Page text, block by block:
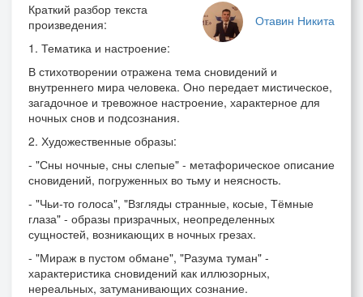
Отавин Никита
Краткий разбор текста
произведения:
1. Тематика и настроение:
В стихотворении отражена тема сновидений и
внутреннего мира человека. Оно передает мистическое,
загадочное и тревожное настроение, характерное для
ночных снов и подсознания.
2. Художественные образы:
- "Сны ночные, сны слепые" - метафорическое описание
сновидений, погруженных во тьму и неясность.
- "Чьи-то голоса", "Взгляды странные, косые, Тёмные
глаза" - образы призрачных, неопределенных
сущностей, возникающих в ночных грезах.
- "Мираж в пустом обмане", "Разума туман" -
характеристика сновидений как иллюзорных,
нереальных, затуманивающих сознание.